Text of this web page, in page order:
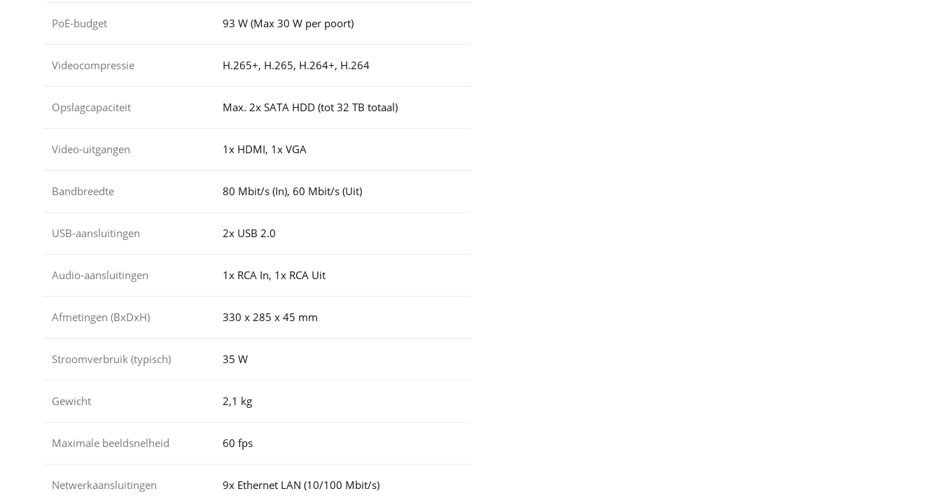
PoE-budget 93 W (Max 30 W per poort)
Videocompressie H.265+, H.265, H.264+, H.264
Opslagcapaciteit Max. 2x SATA HDD (tot 32 TB totaal)
Video-uitgangen 1x HDMI, 1x VGA
Bandbreedte 80 Mbit/s (In), 60 Mbit/s (Uit)
USB-aansluitingen 2x USB 2.0
Audio-aansluitingen 1x RCA In, 1x RCA Uit
Afmetingen (BxDxH) 330 x 285 x 45 mm
Stroomverbruik (typisch) 35 W
Gewicht 2,1 kg
Maximale beeldsnelheid 60 fps
Netwerkaansluitingen 9x Ethernet LAN (10/100 Mbit/s)